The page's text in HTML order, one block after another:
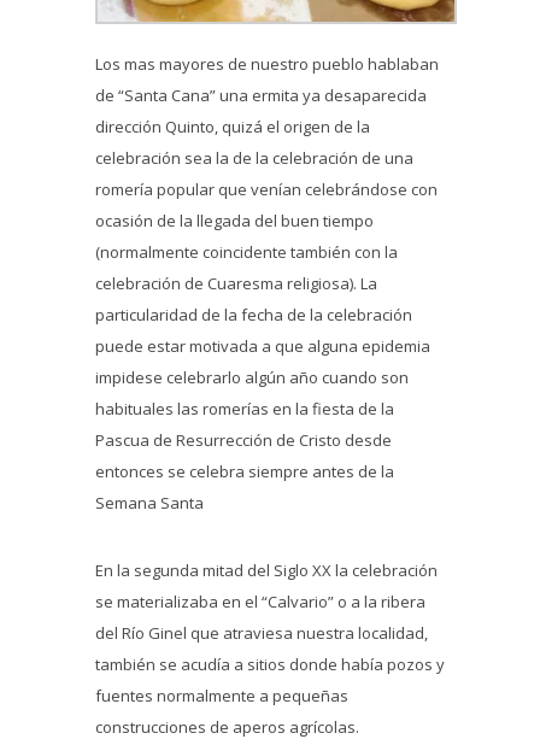
Los mas mayores de nuestro pueblo hablaban
de “Santa Cana” una ermita ya desaparecida
dirección Quinto, quizá el origen de la
celebración sea la de la celebración de una
romería popular que venían celebrándose con
ocasión de la llegada del buen tiempo
(normalmente coincidente también con la
celebración de Cuaresma religiosa). La
particularidad de la fecha de la celebración
puede estar motivada a que alguna epidemia
impidese celebrarlo algún año cuando son
habituales las romerías en la fiesta de la
Pascua de Resurrección de Cristo desde
entonces se celebra siempre antes de la
Semana Santa
En la segunda mitad del Siglo XX la celebración
se materializaba en el “Calvario” o a la ribera
del Río Ginel que atraviesa nuestra localidad,
también se acudía a sitios donde había pozos y
fuentes normalmente a pequeñas
construcciones de aperos agrícolas.